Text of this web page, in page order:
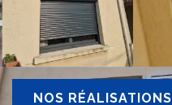
NOS RÉALISATIONS